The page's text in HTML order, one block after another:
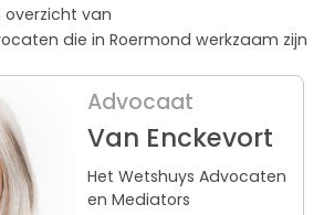
overzicht van
die in Roermond werkzaam zijn
Advocaat
Van Enckevort
Het Wetshuys Advocaten
en Mediators